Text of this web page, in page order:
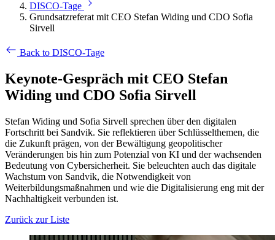
DISCO-Tage
Grundsatzreferat mit CEO Stefan Widing und CDO Sofia
Sirvell
Back to DISCO-Tage
Keynote-Gespräch mit CEO Stefan
Widing und CDO Sofia Sirvell
Stefan Widing und Sofia Sirvell sprechen über den digitalen
Fortschritt bei Sandvik. Sie reflektieren über Schlüsselthemen, die
die Zukunft prägen, von der Bewältigung geopolitischer
Veränderungen bis hin zum Potenzial von KI und der wachsenden
Bedeutung von Cybersicherheit. Sie beleuchten auch das digitale
Wachstum von Sandvik, die Notwendigkeit von
Weiterbildungsmaßnahmen und wie die Digitalisierung eng mit der
Nachhaltigkeit verbunden ist.
Zurück zur Liste